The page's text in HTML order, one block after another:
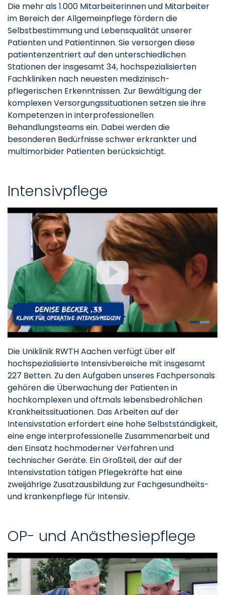
Die mehr als 1.000 Mitarbeiterinnen und Mitarbeiter
im Bereich der Allgemeinpflege fördern die
Selbstbestimmung und Lebensqualität unserer
Patienten und Patientinnen. Sie versorgen diese
patientenzentriert auf den unterschiedlichen
Stationen der insgesamt 34, hochspezialisierten
Fachkliniken nach neuesten medizinisch-
pflegerischen Erkenntnissen. Zur Bewältigung der
komplexen Versorgungssituationen setzen sie ihre
Kompetenzen in interprofessionellen
Behandlungsteams ein. Dabei werden die
besonderen Bedürfnisse schwer erkrankter und
multimorbider Patienten berücksichtigt.
Intensivpflege
Die Uniklinik RWTH Aachen verfügt über elf
hochspezialisierte Intensivbereiche mit insgesamt
227 Betten. Zu den Aufgaben unseres Fachpersonals
gehören die Überwachung der Patienten in
hochkomplexen und oftmals lebensbedrohlichen
Krankheitssituationen. Das Arbeiten auf der
Intensivstation erfordert eine hohe Selbstständigkeit,
eine enge interprofessionelle Zusammenarbeit und
den Einsatz hochmoderner Verfahren und
technischer Geräte. Ein Großteil, der auf der
Intensivstation tätigen Pflegekräfte hat eine
zweijährige Zusatzausbildung zur Fachgesundheits-
und krankenpflege für Intensiv.
OP- und Anästhesiepflege